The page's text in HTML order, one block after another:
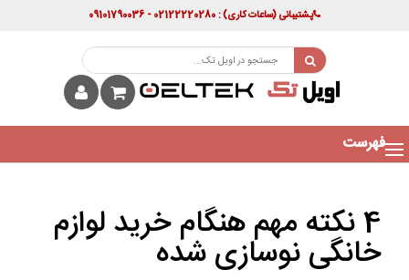
پشتیبانی(ساعات کاری): 02122220280 - 09101790036
فهرست
4 نکته مهم هنگام خرید لوازم
خانگی نوسازی شده